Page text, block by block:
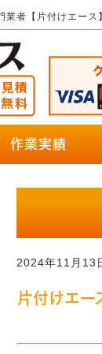
者【片付けエース】
作業実績
2024年11月13
片付けエー